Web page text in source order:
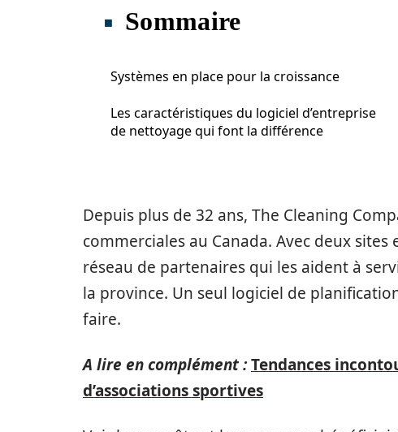
Sommaire
Systèmes en place pour la croissance
Les caractéristiques du logiciel d’entreprise
de nettoyage qui font la différence
Depuis plus de 32 ans, The Cleaning
commerciales au Canada. Avec deux
réseau de partenaires qui les aident à
la province. Un seul logiciel de
faire.
A lire en complément :Tendances
d’associations sportives